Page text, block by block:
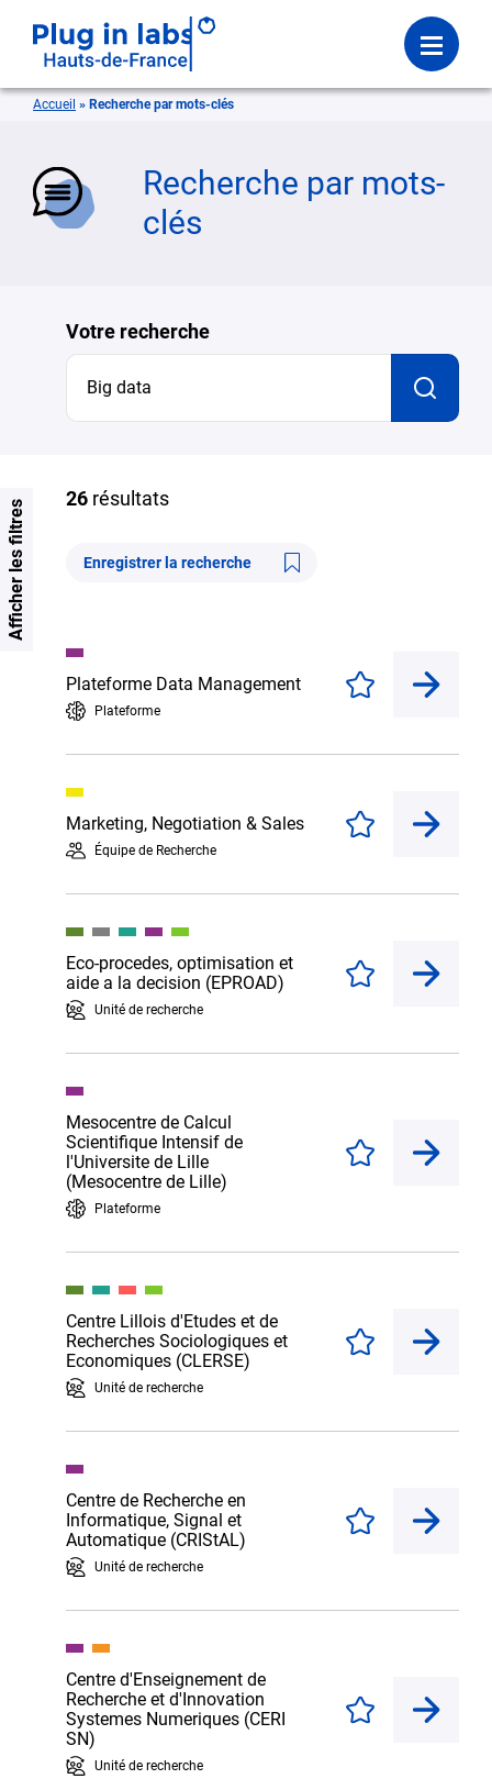
Menu
Recherche par mots-
clés
Accueil » Recherche par mots-clés
Votre recherche
26 résultats
Enregistrer la recherche
Plateforme Data Management
Plateforme
Enregistrer
Marketing, Negotiation & Sales
Équipe de Recherche
Enregistrer
Eco-procedes, optimisation et
aide a la decision (EPROAD)
Unité de recherche
Enregistrer
Mesocentre de Calcul
Scientifique Intensif de
l'Universite de Lille
(Mesocentre de Lille)
Plateforme
Enregistrer
Centre Lillois d'Etudes et de
Recherches Sociologiques et
Economiques (CLERSE)
Unité de recherche
Enregistrer
Centre de Recherche en
Informatique, Signal et
Automatique (CRIStAL)
Unité de recherche
Enregistrer
Centre d'Enseignement de
Recherche et d'Innovation
Systemes Numeriques (CERI
SN)
Unité de recherche
Enregistrer
Afficher les filtres